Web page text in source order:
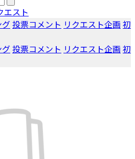
エスト
グ投票コメント リクエスト企画 初
グ投票コメント リクエスト企画 初